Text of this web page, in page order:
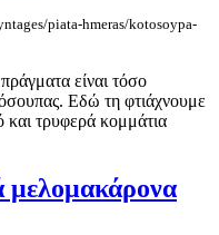
piata-hmeras/kotosoypa-
είναι τόσο
Εδώ τη φτιάχνουμε
τρυφερά κομμάτια
μελομακάρονα